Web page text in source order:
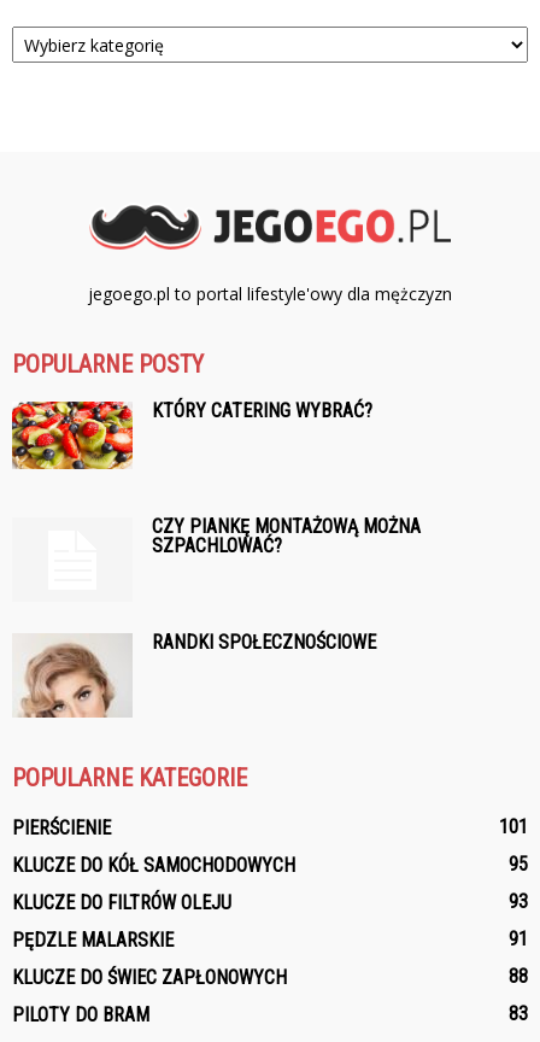
Kategorie
jegoego.pl to portal lifestyle'owy dla mężczyzn
POPULARNE POSTY
KTÓRY CATERING WYBRAĆ?
CZY PIANKĘ MONTAŻOWĄ MOŻNA
SZPACHLOWAĆ?
RANDKI SPOŁECZNOŚCIOWE
POPULARNE KATEGORIE
PIERŚCIENIE
101
KLUCZE DO KÓŁ SAMOCHODOWYCH
95
KLUCZE DO FILTRÓW OLEJU
93
PĘDZLE MALARSKIE
91
KLUCZE DO ŚWIEC ZAPŁONOWYCH
88
PILOTY DO BRAM
83